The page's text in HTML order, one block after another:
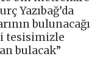
Yazıbağ’da
bulunacağı
tesisimizle
bulacak”